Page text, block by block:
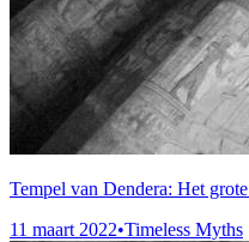
Tempel van Dendera: Het
11 maart 2022•Timeless Myths